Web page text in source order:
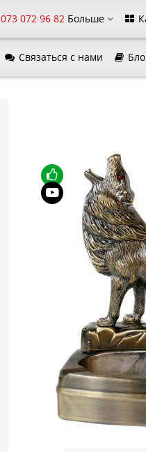
073 072 96 82 Больше
Связаться с нами